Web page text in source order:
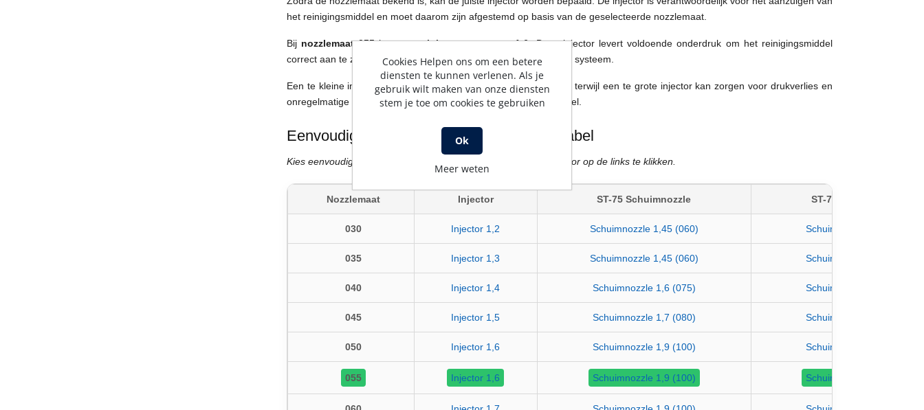
het reinigingsmiddel en moet daarom zijn afgestemd op basis van de geselecteerde nozzlemaat.
Bij nozzlemaat 055hoort eeninjector met maat 1,6. Deze injector levert voldoende onderdruk om het reinigingsmiddel
correct aan te zuigen, zonder verlies van druk of instabiliteit in het systeem.
Een te kleine injector resulteert in onvoldoende chemie-opname, terwijl een te grote injector kan zorgen voor drukverlies en
onregelmatige schuimvorming. De juiste maat is daarom essentieel.
Eenvoudige injector en schuimlans keuzetabel
Kies eenvoudig de juiste injector met bijbehorende schuimlans door op de links te klikken.
Nozzlemaat Injector ST-75 Schuimnozzle ST-72 Schuimlans
030 Injector 1,2 Schuimnozzle 1,45 (060) Schuimlans groen 2,0
035 Injector 1,3 Schuimnozzle 1,45 (060) Schuimlans groen 2,0
040 Injector 1,4 Schuimnozzle 1,6 (075) Schuimlans groen 2,0
045 Injector 1,5 Schuimnozzle 1,7 (080) Schuimlans groen 2,0
050 Injector 1,6 Schuimnozzle 1,9 (100) Schuimlans groen 2,0
055 Injector 1,6 Schuimnozzle 1,9 (100) Schuimlans groen 2,0
Cookies Helpen ons om een betere
diensten te kunnen verlenen. Als je
gebruik wilt maken van onze diensten
stem je toe om cookies te gebruiken
Ok
Meer weten